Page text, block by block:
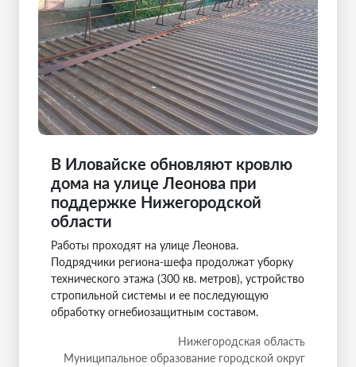
В Иловайске обновляют кровлю
дома на улице Леонова при
поддержке Нижегородской
области
Работы проходят на улице Леонова.
Подрядчики региона-шефа продолжат уборку
технического этажа (300 кв. метров), устройство
стропильной системы и ее последующую
обработку огнебиозащитным составом.
Нижегородская область
Муниципальное образование городской округ